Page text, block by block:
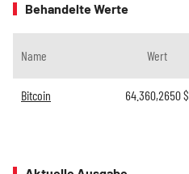
Behandelte Werte
Name Wert
Bitcoin 64.360,2650$